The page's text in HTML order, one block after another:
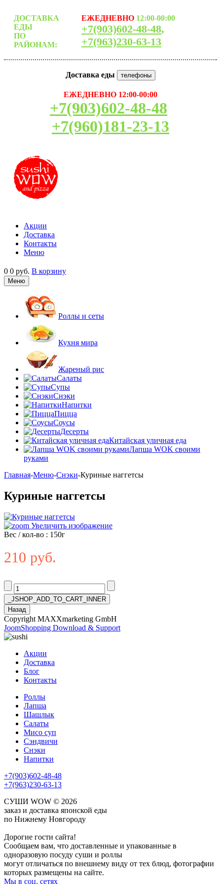
ДОСТАВКА
ЕДЫ
ПО
РАЙОНАМ:
ЕЖЕДНЕВНО 12:00-00:00
+7(903)602-48-48,
+7(963)230-63-13
Доставка еды телефоны
ЕЖЕДНЕВНО 12:00-00:00
+7(903)602-48-48
+7(960)181-23-13
Акции
Доставка
Контакты
Меню
0 0 руб. В корзину
Меню
Роллы и сеты
Кухня мира
Жареный рис
Салаты
Супы
Снэки
Напитки
Пицца
Соусы
Десерты
Китайская уличная еда
Лапша WOK своими
руками
Главная-Меню-Снэки-Куриные наггетсы
Куриные наггетсы
Увеличить изображение
Вес / кол-во : 150г
210 руб.
Copyright MAXXmarketing GmbH
JoomShopping Download & Support
Акции
Доставка
Блог
Контакты
Роллы
Лапша
Шашлык
Салаты
Мисо суп
Сэндвичи
Снэки
Напитки
+7(903)602-48-48
+7(963)230-63-13
СУШИ WOW © 2026
заказ и доставка японской еды
по Нижнему Новгороду
Дорогие гости сайта!
Сообщаем вам, что доставленные и упакованные в
одноразовую посуду суши и роллы
могут отличаться по внешнему виду от тех блюд, фотографии
которых размещены на сайте.
Мы в соц. сетях